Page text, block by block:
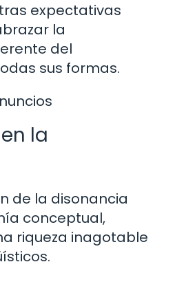
expectativas
la
del
sus formas.
la
de la disonancia
conceptual,
riqueza inagotable